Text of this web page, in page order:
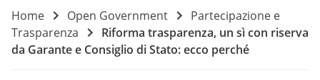
Home Open Government
Partecipazione e
Trasparenza
Riforma trasparenza, un sì con riserva
da Garante e Consiglio di Stato: ecco perché